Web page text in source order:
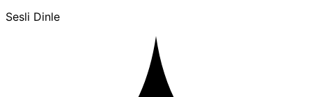
Sesli Dinle